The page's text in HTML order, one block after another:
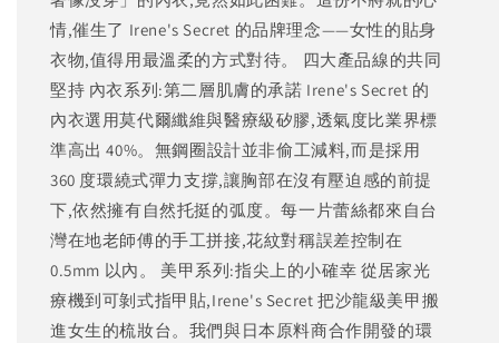
情,催生了 Irene's Secret 的品牌理念——女性的貼身
衣物,值得用最溫柔的方式對待。 四大產品線的共同
堅持 內衣系列:第二層肌膚的承諾 Irene's Secret 的
內衣選用莫代爾纖維與醫療級矽膠,透氣度比業界標
準高出 40%。無鋼圈設計並非偷工減料,而是採用
360 度環繞式彈力支撐,讓胸部在沒有壓迫感的前提
下,依然擁有自然托挺的弧度。每一片蕾絲都來自台
灣在地老師傅的手工拼接,花紋對稱誤差控制在
0.5mm 以內。 美甲系列:指尖上的小確幸 從居家光
療機到可剝式指甲貼,Irene's Secret 把沙龍級美甲搬
進女生的梳妝台。我們與日本原料商合作開發的環